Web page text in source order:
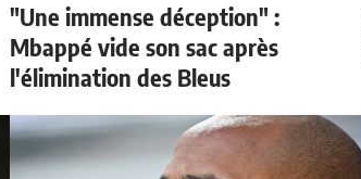
"Une immense déception" :
Mbappé vide son sac après
l'élimination des Bleus